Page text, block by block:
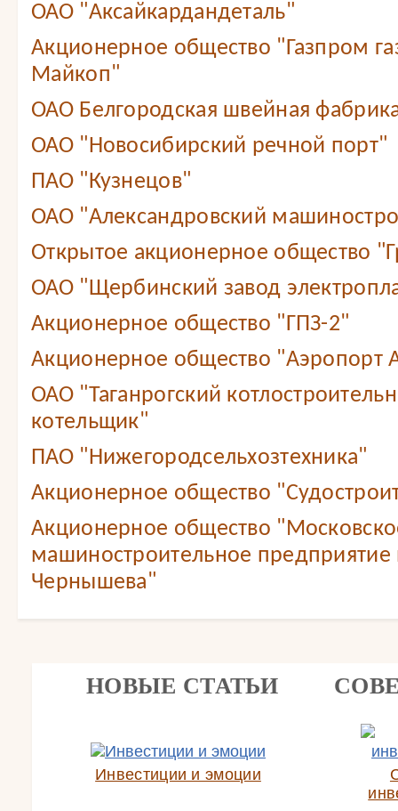
ОАО "Аксайкардандеталь"
Акционерное общество "Газпром
Майкоп"
ОАО Белгородская швейная
ОАО "Новосибирский речной порт"
ПАО "Кузнецов"
ОАО "Александровский
Открытое акционерное общество
ОАО "Щербинский завод
Акционерное общество "ГПЗ-2"
Акционерное общество "Аэропорт
ОАО "Таганрогский
котельщик"
ПАО "Нижегородсельхозтехника"
Акционерное общество
Акционерное общество
машиностроительное
Чернышева"
НОВЫЕ СТАТЬИ
Инвестиции и эмоции